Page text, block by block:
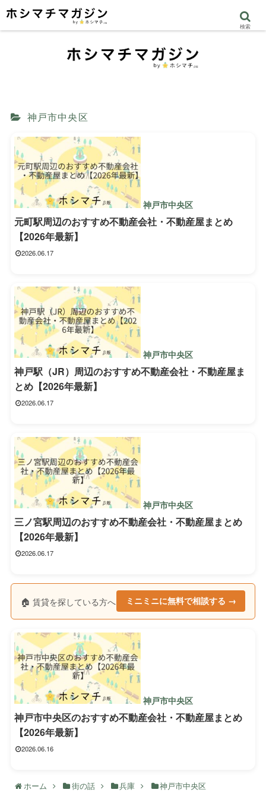
神戸市中央区
神戸市中央区
元町駅周辺のおすすめ不動産会社・不動産屋まとめ
【2026年最新】
2026.06.17
神戸市中央区
神戸駅（JR）周辺のおすすめ不動産会社・不動産屋ま
とめ【2026年最新】
2026.06.17
神戸市中央区
三ノ宮駅周辺のおすすめ不動産会社・不動産屋まとめ
【2026年最新】
2026.06.17
🏠 賃貸を探している方へ ミニミニに無料で相談する →
神戸市中央区
神戸市中央区のおすすめ不動産会社・不動産屋まとめ
【2026年最新】
2026.06.16
ホーム 街の話 兵庫 神戸市中央区
検索